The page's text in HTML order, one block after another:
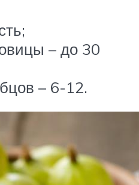
– до 30
– 6-12.